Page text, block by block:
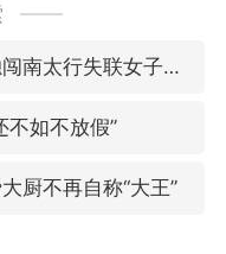
独闯南太行失联女子遗体已找到
不如不放假”
厨不再自称“大王”